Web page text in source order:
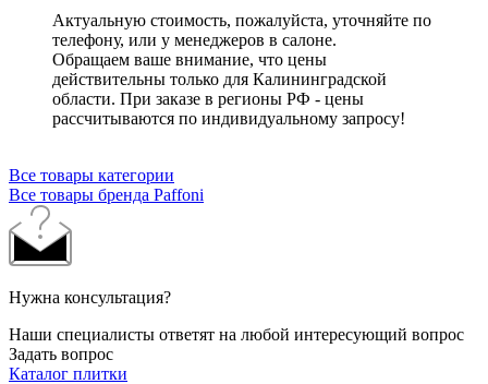
Актуальную стоимость, пожалуйста, уточняйте по
телефону, или у менеджеров в салоне.
Обращаем ваше внимание, что цены
действительны только для Калининградской
области. При заказе в регионы РФ - цены
рассчитываются по индивидуальному запросу!
Все товары категории
Все товары бренда Paffoni
Нужна консультация?
Наши специалисты ответят на любой интересующий вопрос
Задать вопрос
Каталог плитки